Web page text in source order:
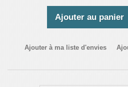
Ajouter au panier
Ajouter à ma liste d'envies